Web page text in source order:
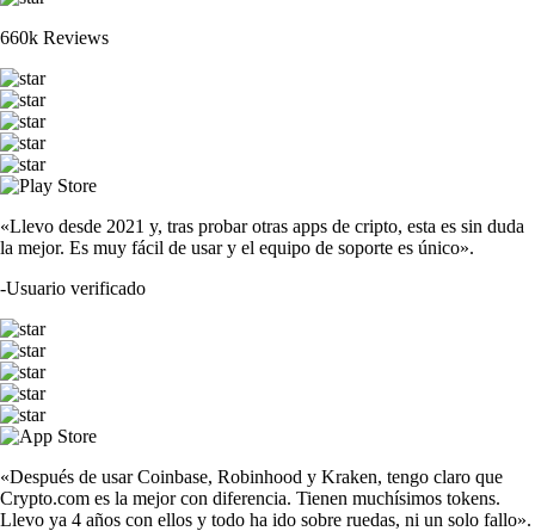
660k Reviews
«Llevo desde 2021 y, tras probar otras apps de cripto, esta es sin duda
la mejor. Es muy fácil de usar y el equipo de soporte es único».
-Usuario verificado
«Después de usar Coinbase, Robinhood y Kraken, tengo claro que
Crypto.com es la mejor con diferencia. Tienen muchísimos tokens.
Llevo ya 4 años con ellos y todo ha ido sobre ruedas, ni un solo fallo».